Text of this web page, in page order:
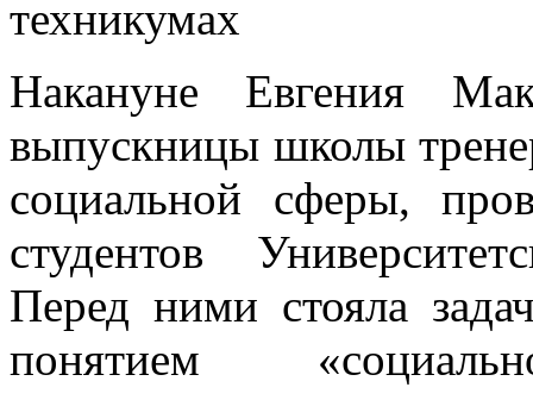
техникумах
Накануне Евгения
выпускницы школы
социальной сферы,
студентов
Перед ними стояла
понятием